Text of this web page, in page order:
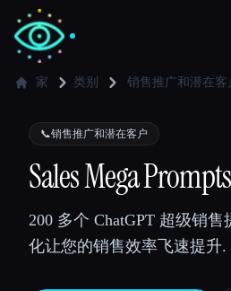
✍️写作者
💻 📈
🎓学生 🎬
家 类别 销售推广和潜在客
📞销售推广和潜在客户
Sales Mega Prompts
200 多个 ChatGPT 超级销
化让您的销售效率飞速提升.